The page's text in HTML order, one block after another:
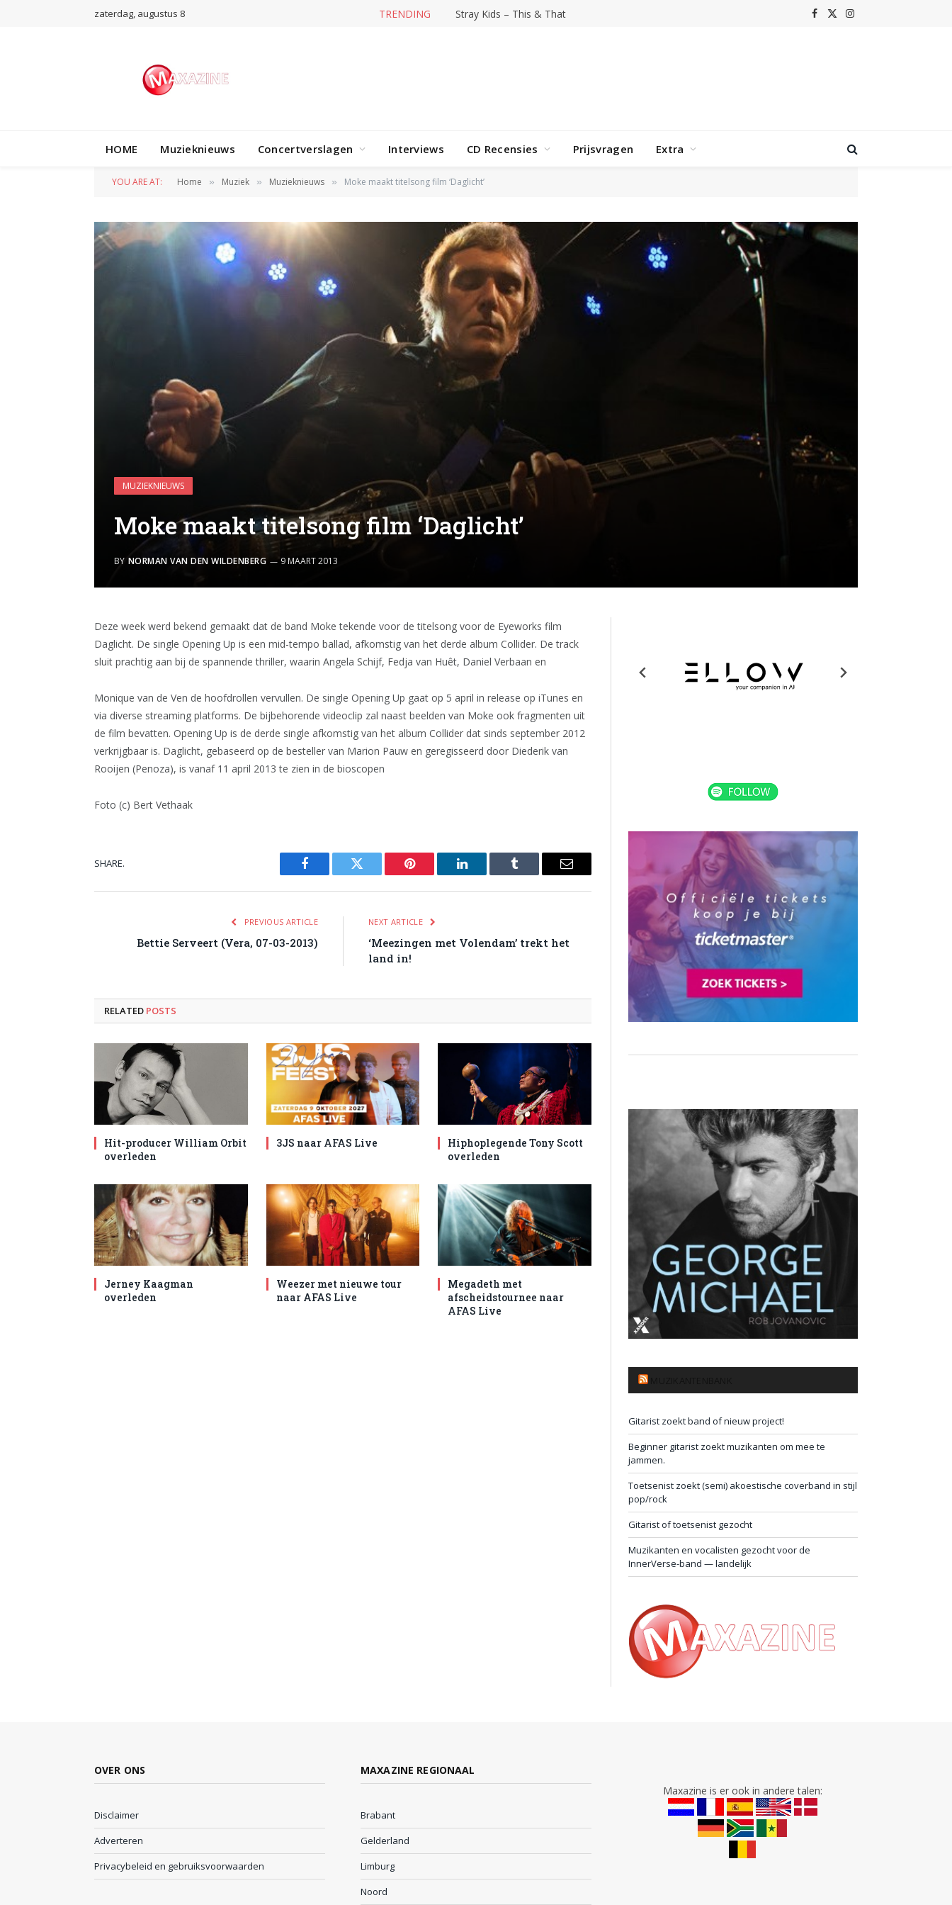
zaterdag, augustus 8 TRENDING Stray Kids – This & That Facebook
X
Instagram
HOME Muzieknieuws Concertverslagen Interviews CD Recensies Prijsvragen Extra
YOU ARE AT: Home » Muziek » Muzieknieuws » Moke maakt titelsong film ‘Daglicht’
MUZIEKNIEUWS
Moke maakt titelsong film ‘Daglicht’
BY NORMAN VAN DEN WILDENBERG 9 MAART 2013
Deze week werd bekend gemaakt dat de band Moke tekende voor de titelsong voor de Eyeworks film
Daglicht. De single Opening Up is een mid-tempo ballad, afkomstig van het derde album Collider. De track
sluit prachtig aan bij de spannende thriller, waarin Angela Schijf, Fedja van Huêt, Daniel Verbaan en
Monique van de Ven de hoofdrollen vervullen. De single Opening Up gaat op 5 april in release op iTunes en
via diverse streaming platforms. De bijbehorende videoclip zal naast beelden van Moke ook fragmenten uit
de film bevatten. Opening Up is de derde single afkomstig van het album Collider dat sinds september 2012
verkrijgbaar is. Daglicht, gebaseerd op de besteller van Marion Pauw en geregisseerd door Diederik van
Rooijen (Penoza), is vanaf 11 april 2013 te zien in de bioscopen
Foto (c) Bert Vethaak
SHARE.
Facebook Twitter Pinterest LinkedIn Tumblr Email
PREVIOUS ARTICLE
Bettie Serveert (Vera, 07-03-2013)
NEXT ARTICLE
‘Meezingen met Volendam’ trekt het
land in!
RELATED POSTS
Hit-producer William Orbit
overleden
3JS naar AFAS Live
Hiphoplegende Tony Scott
overleden
Jerney Kaagman
overleden
Weezer met nieuwe tour
naar AFAS Live
Megadeth met
afscheidstournee naar
AFAS Live
Gitarist zoekt band of nieuw project!
Beginner gitarist zoekt muzikanten om mee te
jammen.
Toetsenist zoekt (semi) akoestische coverband in stijl
pop/rock
Gitarist of toetsenist gezocht
Muzikanten en vocalisten gezocht voor de
InnerVerse-band — landelijk
OVER ONS
Disclaimer
Adverteren
Privacybeleid en gebruiksvoorwaarden
MAXAZINE REGIONAAL
Brabant
Gelderland
Limburg
Noord
Maxazine is er ook in andere talen: